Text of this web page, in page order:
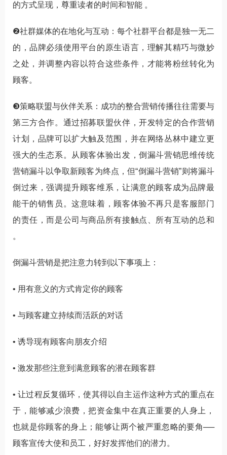
的方式呈现，尊重读者的时间和智能 。
❷社群媒体的在地化与互动：每个社群平台都是独一无二
的，品牌必须使用平台的原生语言，理解其精巧与微妙
之处，并调整内容以符合这些条件，才能将粉丝转化为
顾客。
❸策略联盟与伙伴关系：成功的整合营销传播往往需要与
第三方合作。通过招募联盟伙伴，开发特定的合作营销
计划，品牌可以扩大触及范围，并在网络丛林中建立更
强大的生态系。从顾客体验出发，倒漏斗营销思维传统
营销漏斗以争取新顾客为终点，但“倒漏斗营销”则将漏斗
倒过来，强调提升顾客维系，让满意的顾客成为品牌最
能干的销售员。这意味着，顾客体验不再只是客服部门
的责任，而是公司与商品所有接触点、所有互动的总和
。
倒漏斗营销是把注意力转到以下事项上：
• 用有意义的方式肯定你的顾客
• 与顾客建立持续而活跃的对话
• 诱导现有顾客向朋友介绍
• 激发那些注意到满意顾客的潜在顾客群
• 让过程反复循环，使其得以自主运作这种方式的重点在
于，能够减少浪费，把资金集中在真正重要的人身上，
也就是你顾客的身上；能够让两个被严重忽略的要角──
顾客宣传大使和员工，好好发挥他们的潜力。